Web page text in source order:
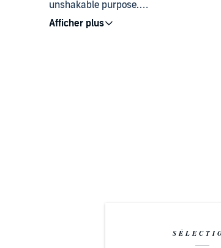
unshakable purpose.
Each passage is a spark, igniting
For those who crave clarity amid life's
does not offer comfort; he offers a
©2025 Strelbytskyy Multimedia